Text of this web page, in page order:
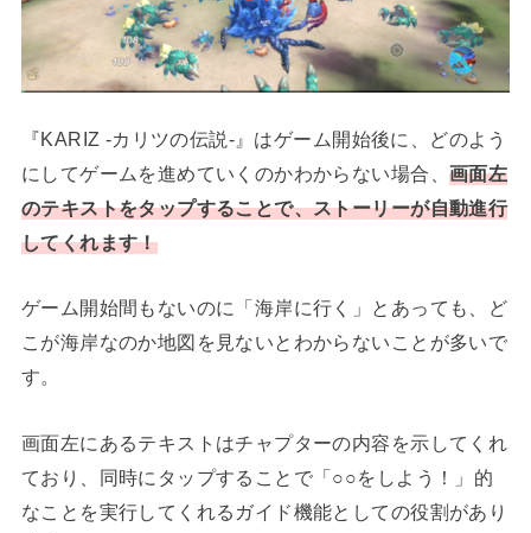
『KARIZ -カリツの伝説-』はゲーム開始後に、どのよう
にしてゲームを進めていくのかわからない場合、 画面左
のテキストをタップすることで、ストーリーが自動進行
してくれます！
ゲーム開始間もないのに「海岸に行く」とあっても、ど
こが海岸なのか地図を見ないとわからないことが多いで
す。
画面左にあるテキストはチャプターの内容を示してくれ
ており、同時にタップすることで「○○をしよう！」的
なことを実行してくれるガイド機能としての役割があり